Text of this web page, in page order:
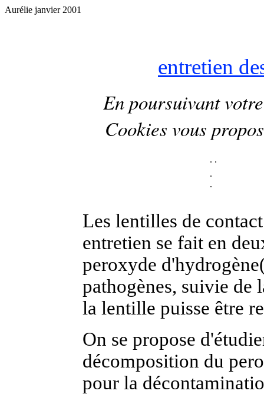
Aurélie janvier 2001
entretien
En poursuivant
Cookies vous
. .
.
.
Les lentilles de
entretien se fait en
peroxyde
pathogènes, suivie de
la lentille puisse être
On se propose
décomposition du
pour la